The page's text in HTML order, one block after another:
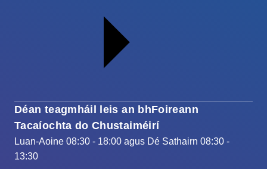
Déan teagmháil leis an bhFoireann
Tacaíochta do Chustaiméirí
Luan-Aoine 08:30 - 18:00 agus Dé Sathairn 08:30 -
13:30